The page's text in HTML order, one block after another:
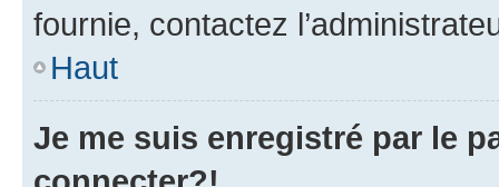
fournie, contactez
Haut
Je me suis enregistré par le